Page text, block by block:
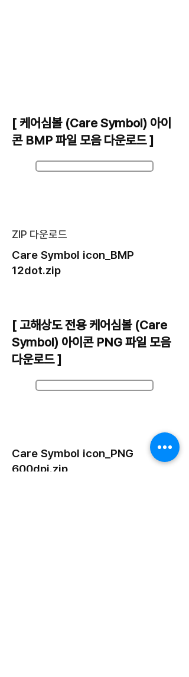
[ 케어심볼 (Care Symbol) 아이
콘 BMP 파일 모음 다운로드 ]
ZIP 다운로드
Care Symbol icon_BMP
12dot.zip
[ 고해상도 전용 케어심볼 (Care
Symbol) 아이콘 PNG 파일 모음
다운로드 ]
Care Symbol icon_PNG
600dpi.zip